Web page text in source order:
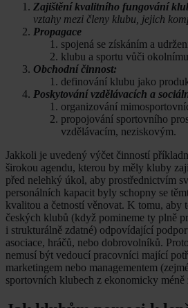
Zajištění kvalitního fungování
vztahy mezi členy klubu, jejich
Propagace
spojená se získáním a
klubu a sportu vůči
Obchodní činnost:
definování klubu jako
Poskytování vzdělávacích a
organizování
propojování sportovního
vzdělávacím, neziskovým.
Jakkoli je uvedený výčet činností
širokou agendu, kterou by měly kluby
před nelehký úkol, aby prostřednictvím
personálních kapacit byly schopny se
kvalitou a četností věnovat. K tomu, aby
českých klubů (když pomineme ty plně
i strukturálně zdatné) odpovídající
asociace, hráčů, nebo dobrovolníků.
nemusí být vedoucí pracovníci mající
marketingem nebo managementem
sportovních klubech z ekonomicky méně